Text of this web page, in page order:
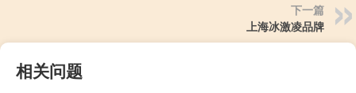
下一篇
上海冰激凌品牌
相关问题